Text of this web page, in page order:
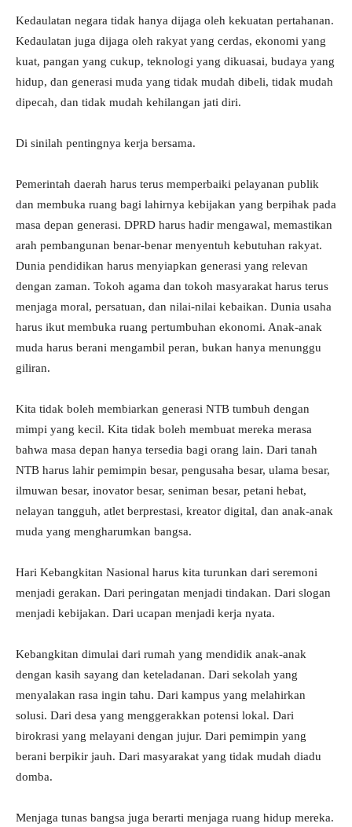
Kedaulatan negara tidak hanya dijaga oleh kekuatan pertahanan.
Kedaulatan juga dijaga oleh rakyat yang cerdas, ekonomi yang
kuat, pangan yang cukup, teknologi yang dikuasai, budaya yang
hidup, dan generasi muda yang tidak mudah dibeli, tidak mudah
dipecah, dan tidak mudah kehilangan jati diri.
Di sinilah pentingnya kerja bersama.
Pemerintah daerah harus terus memperbaiki pelayanan publik
dan membuka ruang bagi lahirnya kebijakan yang berpihak pada
masa depan generasi. DPRD harus hadir mengawal, memastikan
arah pembangunan benar-benar menyentuh kebutuhan rakyat.
Dunia pendidikan harus menyiapkan generasi yang relevan
dengan zaman. Tokoh agama dan tokoh masyarakat harus terus
menjaga moral, persatuan, dan nilai-nilai kebaikan. Dunia usaha
harus ikut membuka ruang pertumbuhan ekonomi. Anak-anak
muda harus berani mengambil peran, bukan hanya menunggu
giliran.
Kita tidak boleh membiarkan generasi NTB tumbuh dengan
mimpi yang kecil. Kita tidak boleh membuat mereka merasa
bahwa masa depan hanya tersedia bagi orang lain. Dari tanah
NTB harus lahir pemimpin besar, pengusaha besar, ulama besar,
ilmuwan besar, inovator besar, seniman besar, petani hebat,
nelayan tangguh, atlet berprestasi, kreator digital, dan anak-anak
muda yang mengharumkan bangsa.
Hari Kebangkitan Nasional harus kita turunkan dari seremoni
menjadi gerakan. Dari peringatan menjadi tindakan. Dari slogan
menjadi kebijakan. Dari ucapan menjadi kerja nyata.
Kebangkitan dimulai dari rumah yang mendidik anak-anak
dengan kasih sayang dan keteladanan. Dari sekolah yang
menyalakan rasa ingin tahu. Dari kampus yang melahirkan
solusi. Dari desa yang menggerakkan potensi lokal. Dari
birokrasi yang melayani dengan jujur. Dari pemimpin yang
berani berpikir jauh. Dari masyarakat yang tidak mudah diadu
domba.
Menjaga tunas bangsa juga berarti menjaga ruang hidup mereka.